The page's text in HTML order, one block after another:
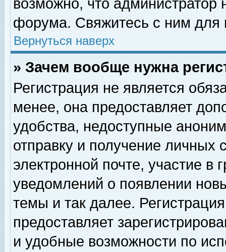
возможно, что
форума. Свяжитесь с ним для
Вернуться наверх
» Зачем вообще нужна
Регистрация не является
менее, она предоставляет
удобства, недоступные
отправку и получение личных
электронной почте, участие в
уведомлений о появлении
темы и так далее.
предоставляет
и удобные возможности по